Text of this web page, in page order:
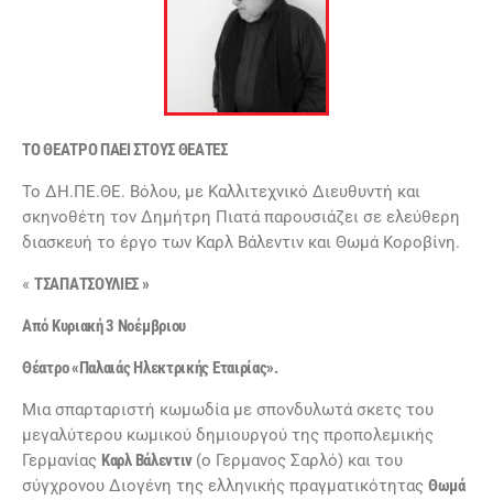
ΤΟ ΘΕΑΤΡΟ ΠΑΕΙ ΣΤΟΥΣ ΘΕΑΤΕΣ
Το ΔΗ.ΠΕ.ΘΕ. Βόλου, με Καλλιτεχνικό Διευθυντή και
σκηνοθέτη τον Δημήτρη Πιατά παρουσιάζει σε ελεύθερη
διασκευή το έργο των Καρλ Βάλεντιν και Θωμά Κοροβίνη.
« ΤΣΑΠΑΤΣΟΥΛΙΕΣ »
Από Κυριακή 3 Νοέμβριου
Θέατρο «Παλαιάς Ηλεκτρικής Εταιρίας».
Μια σπαρταριστή κωμωδία με σπονδυλωτά σκετς του
μεγαλύτερου κωμικού δημιουργού της προπολεμικής
Γερμανίας Καρλ Βάλεντιν (ο Γερμανος Σαρλό) και του
σύγχρονου Διογένη της ελληνικής πραγματικότητας Θωμά